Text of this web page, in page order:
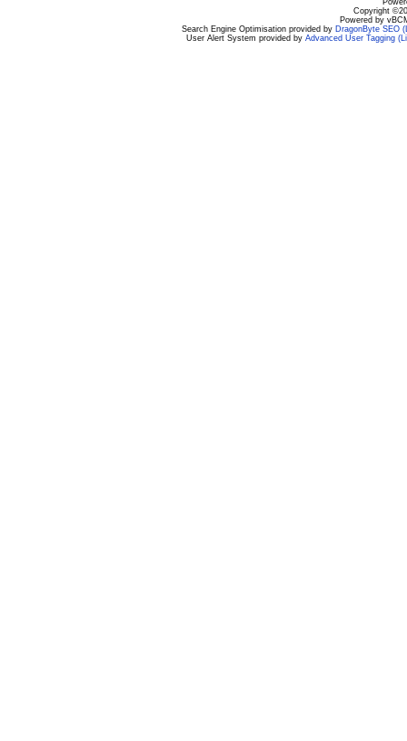
Copyright
Powered by
Search Engine Optimisation provided by DragonByte SEO
User Alert System provided by Advanced User Tagging